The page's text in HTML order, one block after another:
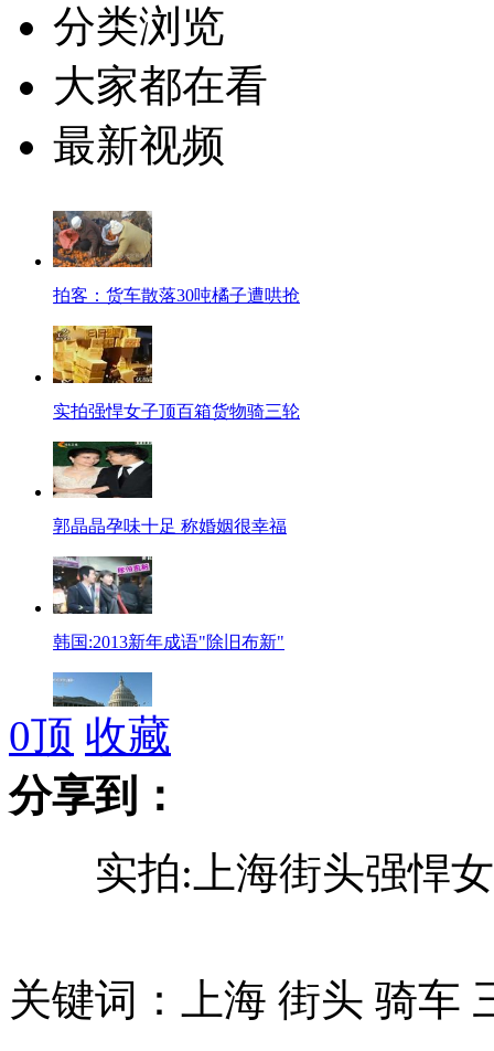
分类浏览
大家都在看
最新视频
拍客：货车散落30吨橘子遭哄抢
实拍强悍女子顶百箱货物骑三轮
郭晶晶孕味十足 称婚姻很幸福
韩国:2013新年成语"除旧布新"
奥巴马强调减税政策应保护中产
车自燃司机求救 路人只顾发微博
章子怡晒入台证澄清国籍说
0顶 收藏
分享到：
实拍:上海街头强悍女
关键词：上海 街头 骑车